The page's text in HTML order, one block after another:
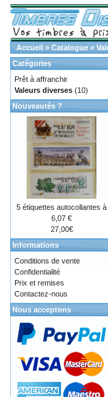
Accueil » Catalogue »
Catégories
Prêt à affranchir
Valeurs diverses (10)
Nouveautés ?
5 étiquettes autocollantes à
6,07 €
27,00€
Informations
Conditions de vente
Confidentialité
Prix et remises
Contactez-nous
Nous acceptons